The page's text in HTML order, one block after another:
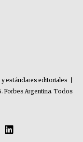
y estándares editoriales
Forbes Argentina. Todos